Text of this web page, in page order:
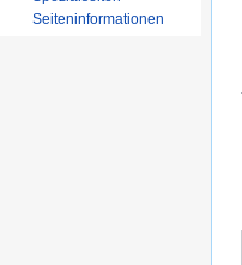
Seiten­informationen